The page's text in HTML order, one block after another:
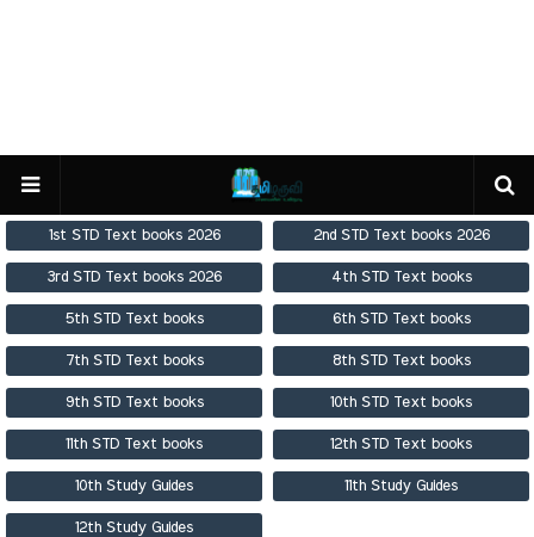
1st STD Text books 2026 2nd STD Text books 2026
3rd STD Text books 2026 4th STD Text books
5th STD Text books 6th STD Text books
7th STD Text books 8th STD Text books
9th STD Text books 10th STD Text books
11th STD Text books 12th STD Text books
10th Study Guides 11th Study Guides
12th Study Guides